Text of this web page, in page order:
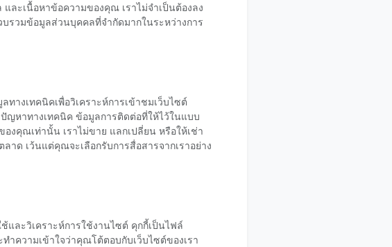
ละเนื้อหาข้อความของคุณ เราไม่จำเป็นต้องลง
รวมข้อมูลส่วนบุคคลที่จำกัดมากในระหว่างการ
ทางเทคนิคเพื่อวิเคราะห์การเข้าชมเว็บไซต์
ญหาทางเทคนิค ข้อมูลการติดต่อที่ให้ไว้ในแบบ
งคุณเท่านั้น เราไม่ขาย แลกเปลี่ยน หรือให้เช่า
ด เว้นแต่คุณจะเลือกรับการสื่อสารจากเราอย่าง
และวิเคราะห์การใช้งานไซต์ คุกกี้เป็นไฟล์
ความเข้าใจว่าคุณโต้ตอบกับเว็บไซต์ของเรา